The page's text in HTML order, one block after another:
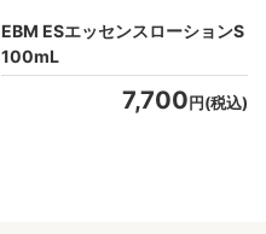
EBM ESエッセンスローションS
100mL
7,700円(税込)